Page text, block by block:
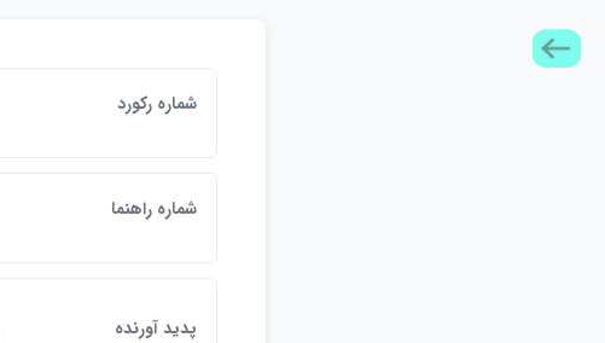
شماره رکورد
شماره راهنما
پديد آورنده